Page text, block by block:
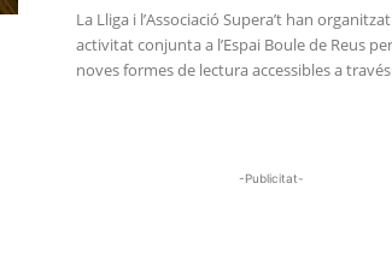
La Lliga i l’Associació Supera’t han
activitat conjunta a l’Espai Boule de Reus
noves formes de lectura accessibles a
-Publicitat-